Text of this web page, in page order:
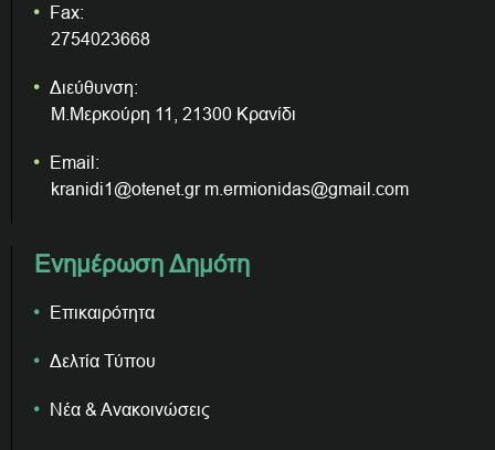
Fax:
2754023668
Διεύθυνση:
Μ.Μερκούρη 11, 21300 Κρανίδι
Email:
kranidi1@otenet.gr m.ermionidas@gmail.com
Ενημέρωση Δημότη
Επικαιρότητα
Δελτία Τύπου
Νέα & Ανακοινώσεις